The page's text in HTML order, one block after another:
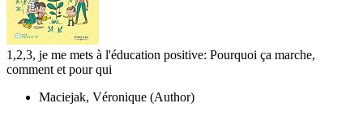
1,2,3, je me mets à l'éducation positive: Pourquoi ça marche,
comment et pour qui
Maciejak, Véronique (Author)